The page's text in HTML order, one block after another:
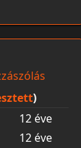
)
12 éve
12 éve